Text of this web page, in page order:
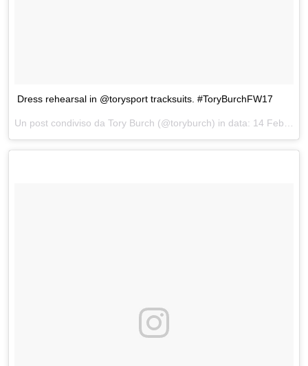
Dress rehearsal in @torysport tracksuits. #ToryBurchFW17
Un post condiviso da Tory Burch (@toryburch) in data: 14 Feb 2017 alle ore 06:57 PST